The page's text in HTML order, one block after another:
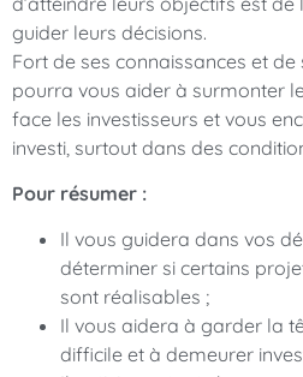
guider leurs décisions.
Fort de ses connaissances et de
pourra vous aider à surmonter
face les investisseurs et vous
investi, surtout dans des
Pour résumer :
Il vous guidera dans vos
déterminer si certains
sont réalisables ;
Il vous aidera à garder la
difficile et à demeurer